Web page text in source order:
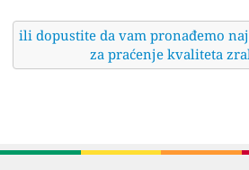
ili dopustite da vam pronađemo
za praćenje kvaliteta